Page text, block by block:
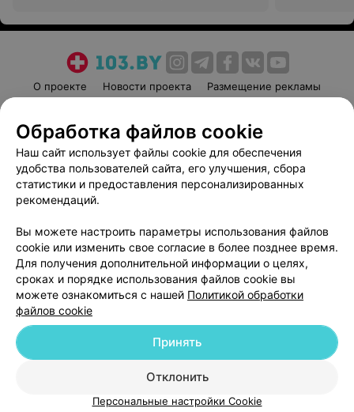
О проекте Новости проекта
Размещение рекламы
Пользовательское соглашение
Способы оплаты
Вакансии
Партнеры
Написать руководителю 103.by
Обработка персональных данных
© 2026 ООО «Артокс Лаб», УНП 191700409
| 220012, Республика Беларусь,
Служба поддержки +375 291212755
Обработка файлов cookie
Наш сайт использует файлы cookie для обеспечения
удобства пользователей сайта, его улучшения, сбора
статистики и предоставления персонализированных
рекомендаций.
Вы можете настроить параметры использования файлов
cookie или изменить свое согласие в более позднее время.
Для получения дополнительной информации о целях,
сроках и порядке использования файлов cookie вы
можете ознакомиться с нашей Политикой обработки
файлов cookie
Отклонить
Принять
Персональные настройки Cookie